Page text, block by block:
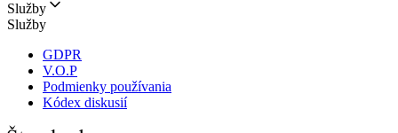
Služby
Služby
GDPR
V.O.P
Podmienky používania
Kódex diskusií